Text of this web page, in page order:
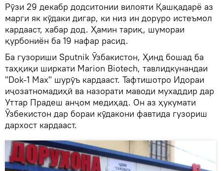
Рӯзи 29 декабр додситонии вилояти Қашқадарё аз
марги як кӯдаки дигар, ки низ ин доруро истеъмол
кардааст, хабар дод. Ҳамин тариқ, шумораи
қурбониён ба 19 нафар расид.
Ба гузориши Sputnik Ӯзбакистон, Ҳинд бошад ба
таҳқиқи ширкати Marion Biotech, тавлидкунандаи
"Dok-1 Max" шурӯъ кардааст. Тафтишотро Идораи
иҷозатномадиҳӣ ва назорати маводи мухаддир дар
Уттар Прадеш анҷом медиҳад. Он аз ҳукумати
Ӯзбекистон дар бораи кӯдакони фавтида гузориш
дархост кардааст.